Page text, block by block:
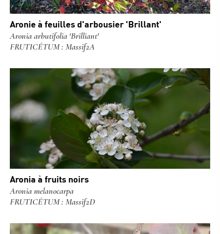
Aronie à feuilles d'arbousier 'Brillant'
Aronia arbutifolia 'Brilliant'
FRUTICÉTUM : Massif2A
Aronia à fruits noirs
Aronia melanocarpa
FRUTICÉTUM : Massif2D